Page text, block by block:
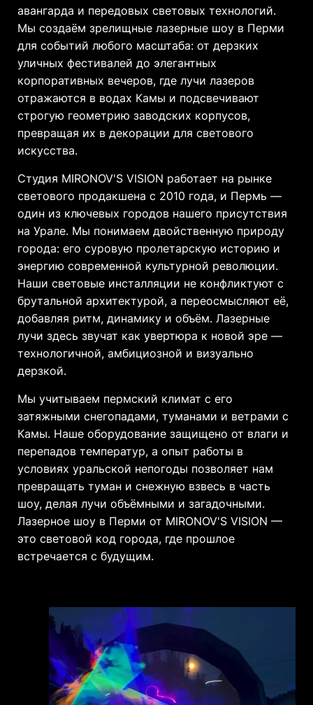
авангарда и передовых световых технологий.
Мы создаём зрелищные лазерные шоу в Перми
для событий любого масштаба: от дерзких
уличных фестивалей до элегантных
корпоративных вечеров, где лучи лазеров
отражаются в водах Камы и подсвечивают
строгую геометрию заводских корпусов,
превращая их в декорации для светового
искусства.
Студия MIRONOV'S VISION работает на рынке
светового продакшена с 2010 года, и Пермь —
один из ключевых городов нашего присутствия
на Урале. Мы понимаем двойственную природу
города: его суровую пролетарскую историю и
энергию современной культурной революции.
Наши световые инсталляции не конфликтуют с
брутальной архитектурой, а переосмысляют её,
добавляя ритм, динамику и объём. Лазерные
лучи здесь звучат как увертюра к новой эре —
технологичной, амбициозной и визуально
дерзкой.
Мы учитываем пермский климат с его
затяжными снегопадами, туманами и ветрами с
Камы. Наше оборудование защищено от влаги и
перепадов температур, а опыт работы в
условиях уральской непогоды позволяет нам
превращать туман и снежную взвесь в часть
шоу, делая лучи объёмными и загадочными.
Лазерное шоу в Перми от MIRONOV'S VISION —
это световой код города, где прошлое
встречается с будущим.